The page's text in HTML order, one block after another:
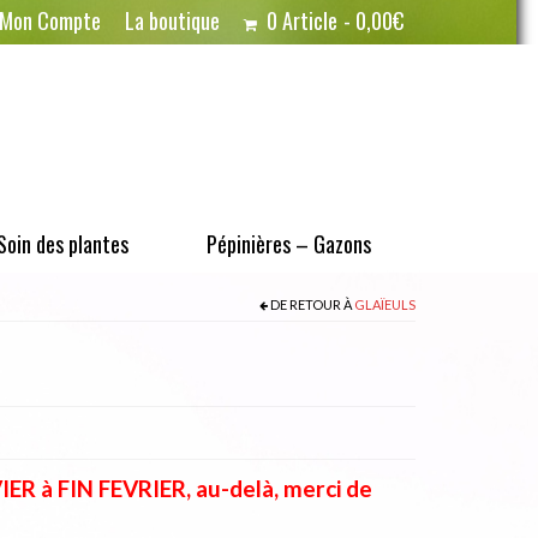
Mon Compte La boutique 0 Article 0,00€
des plantes Pépinières – Gazons
DE RETOUR À GLAÏEULS
à FIN FEVRIER, au-delà, merci de